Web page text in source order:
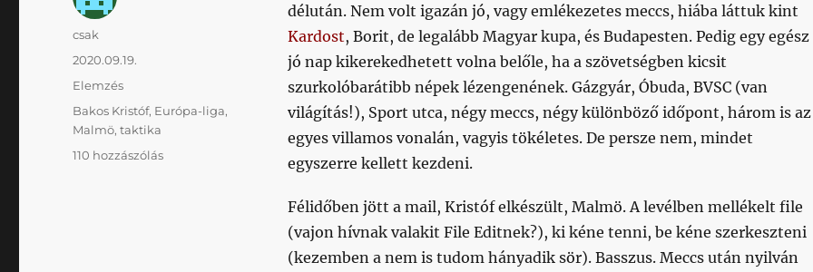
délután. Nem volt igazán jó, vagy emlékezetes meccs, hiába láttuk kint
Kardost, Borit, de legalább Magyar kupa, és Budapesten. Pedig egy egész
jó nap kikerekedhetett volna belőle, ha a szövetségben kicsit
szurkolóbarátibb népek lézengenének. Gázgyár, Óbuda, BVSC (van
világítás!), Sport utca, négy meccs, négy különböző időpont, három is az
egyes villamos vonalán, vagyis tökéletes. De persze nem, mindet
egyszerre kellett kezdeni.
Félidőben jött a mail, Kristóf elkészült, Malmö. A levélben mellékelt file
(vajon hívnak valakit File Editnek?), ki kéne tenni, be kéne szerkeszteni
(kezemben a nem is tudom hányadik sör). Basszus. Meccs után nyilván
Szerző
csak
Közzétéve
2020.09.19.
Kategória
Elemzés
Címke
Bakos Kristóf, Európa-liga,
Malmö,taktika
110 hozzászólásNem